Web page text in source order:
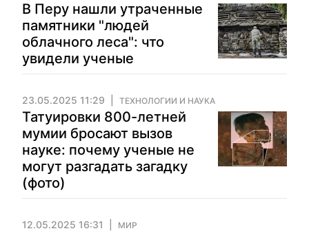
В Перу нашли утраченные
памятники "людей
облачного леса": что
увидели ученые
23.05.2025 11:29 ТЕХНОЛОГИИ И НАУКА
Татуировки 800-летней
мумии бросают вызов
науке: почему ученые не
могут разгадать загадку
(фото)
12.05.2025 16:31 МИР